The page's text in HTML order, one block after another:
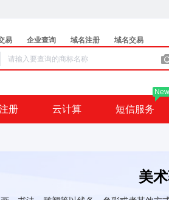
易 企业查询 域名注册 域名交易
册 云计算 短信服务
New
美